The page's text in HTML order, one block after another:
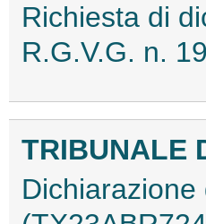
Richiesta di
R.G.V.G. n.
TRIBUNALE